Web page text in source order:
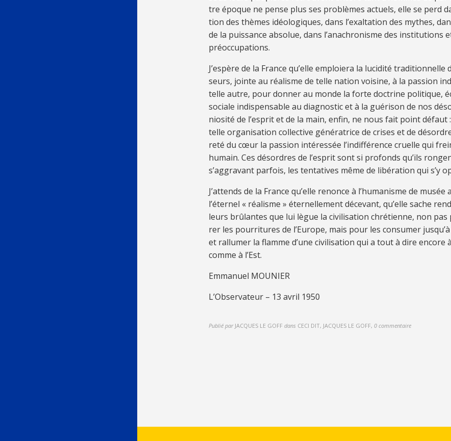
tre épo­que ne pense plus ses pro­blè­mes ac­tuels, elle se perd
tion des thè­mes idéo­lo­gi­ques, dans l’exal­ta­tion des my­thes,
de la puis­sance ab­so­lue, dans l’ana­chro­nisme des ins­ti­tu­tions
préoccupations.
J’es­père de la France qu’elle em­ploie­ra la lu­ci­di­té tra­di­tion­nelle
seurs, jointe au réa­lisme de telle na­tion voi­sine, à la pas­sion
telle au­tre, pour don­ner au monde la forte doc­trine po­li­ti­que,
so­ciale in­dis­pen­sa­ble au diag­nos­tic et à la gué­ri­son de nos
nio­si­té de l’es­prit et de la main, en­fin, ne nous fait point dé­faut
telle or­ga­ni­sa­tion col­lec­tive gé­né­ra­trice de cri­ses et de
re­té du cœur la pas­sion in­té­res­sée l’in­dif­fé­rence cruelle qui
hu­main. Ces dés­or­dres de l’es­prit sont si pro­fonds qu’ils
s’ag­gra­vant par­fois, les ten­ta­ti­ves même de li­bé­ra­tion qui s’y
J’at­tends de la France qu’elle re­nonce à l’hu­ma­nisme de mu­sée
l’éter­nel « réa­lisme » éter­nel­le­ment dé­ce­vant, qu’elle sa­che
leurs brû­lan­tes que lui lè­gue la ci­vi­li­sa­tion chré­tienne, non
rer les pour­ri­tu­res de l’Eu­rope, mais pour les con­su­mer
et ral­lu­mer la flamme d’une ci­vi­li­sa­tion qui a tout à dire en­core
comme à l’Est.
Em­ma­nuel MOUNIER
L’Ob­ser­va­teur – 13 avril 1950
Publié par JACQUES LE GOFF dans CECI DIT, JACQUES LE GOFF, 0 commentaire